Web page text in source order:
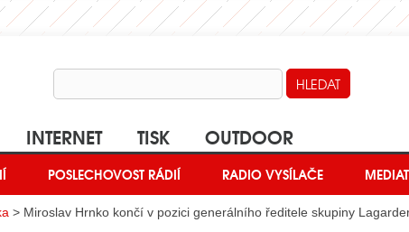
POSLECHOVOST RÁDIÍ RADIO VYSÍLAČE
INTERNET TISK OUTDOOR
> Miroslav Hrnko končí v pozici generálního ředitele skupiny